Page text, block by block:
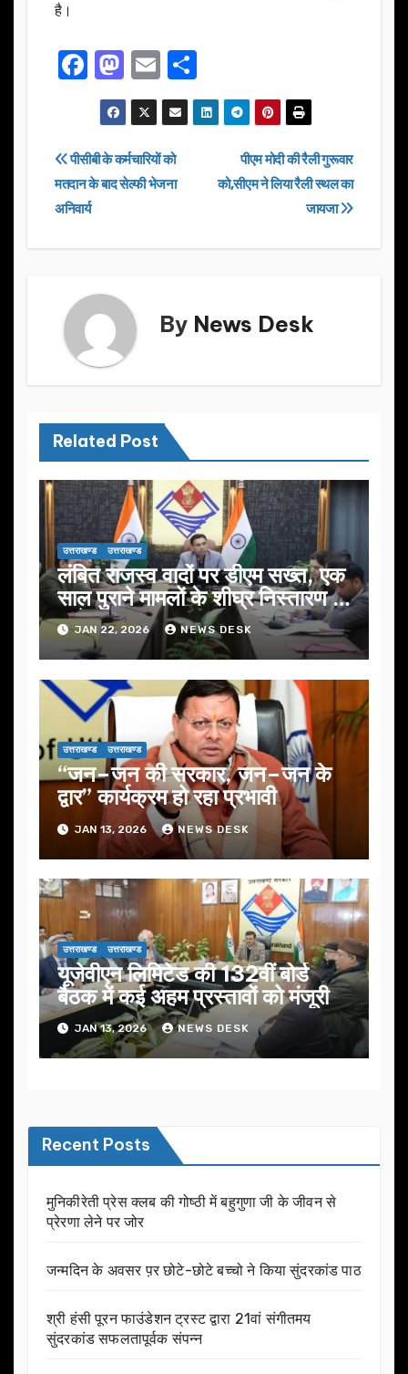
है।
F
a
c
e
b
o
o
M
a
st
o
d
n
E
m
ail
h
ar
Post
navigation
पीएम मोदी की रैली गुरूवार
को,सीएम ने लिया रैली स्थल का
जायजा
पीसीबी के कर्मचारियों को
मतदान के बाद सेल्फी भेजना
अनिवार्य
By News Desk
Related Post
उत्तराखण्ड उत्तराखण्ड
लंबित राजस्व वादों पर डीएम सख्त, एक
साल पुराने मामलों के शीघ्र निस्तारण के
आदेश…
JAN 22, 2026 NEWS DESK
उत्तराखण्ड उत्तराखण्ड
“जन–जन की सरकार, जन–जन के
द्वार” कार्यक्रम हो रहा प्रभावी
JAN 13, 2026 NEWS DESK
उत्तराखण्ड उत्तराखण्ड
यूजेवीएन लिमिटेड की 132वीं बोर्ड
बैठक में कई अहम प्रस्तावों को मंजूरी
JAN 13, 2026 NEWS DESK
Recent Posts
मुनिकीरेती प्रेस क्लब की गोष्ठी में बहुगुणा जी के जीवन से
प्रेरणा लेने पर जोर
जन्मदिन के अवसर प़र छोटे-छोटे बच्चो ने किया सुंदरकांड पाठ
श्री हंसी पूरन फाउंडेशन ट्रस्ट द्वारा 21वां संगीतमय
सुंदरकांड सफलतापूर्वक संपन्न